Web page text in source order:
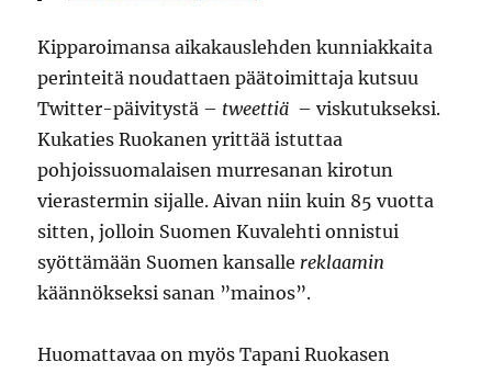
Kipparoimansa aikakauslehden kunniakkaita
perinteitä noudattaen päätoimittaja kutsuu
Twitter-päivitystä – tweettiä – viskutukseksi.
Kukaties Ruokanen yrittää istuttaa
pohjoissuomalaisen murresanan kirotun
vierastermin sijalle. Aivan niin kuin 85 vuotta
sitten, jolloin Suomen Kuvalehti onnistui
syöttämään Suomen kansalle reklaamin
käännökseksi sanan ”mainos”.
Huomattavaa on myös Tapani Ruokasen